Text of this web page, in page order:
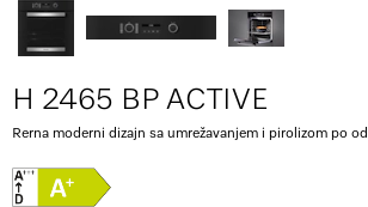
H 2465 BP ACTIVE
Rerna moderni dizajn sa umrežavanjem i pirolizom po